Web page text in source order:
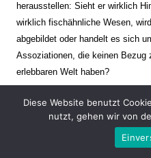
herausstellen: Sieht er wirklich
wirklich fischähnliche Wesen,
abgebildet oder handelt es sich
Assoziationen, die keinen Bezug
erlebbaren Welt haben?
Verharren und Dynamik stehen
oder verrinnt im Nu. Es soll
zur Schmerzgrenze erzeugt
Diese Website benutzt
nutzt, gehen wir von